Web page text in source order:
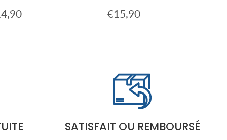
€14,90
Prix
€15,90€15,90
SATISFAIT OU REMBOURSÉ